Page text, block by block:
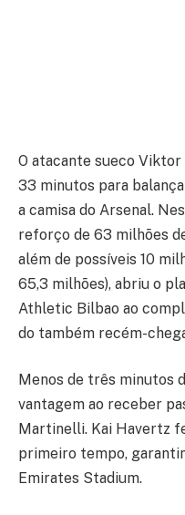
O atacante sueco
33 minutos para
a camisa do Arsenal.
reforço de 63 milhões
além de possíveis 10
65,3 milhões), abriu o
Athletic Bilbao ao
do também recém-
Menos de três minutos
vantagem ao receber
Martinelli. Kai Havertz
primeiro tempo,
Emirates Stadium.